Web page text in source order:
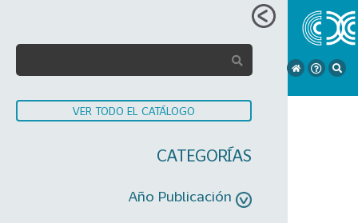
VER TODO EL CATÁLOGO
CATEGORÍAS
Año Publicación